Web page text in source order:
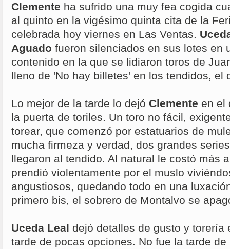
Clemente ha sufrido una muy fea cogida
al quinto en la vigésimo quinta cita de la
celebrada hoy viernes en Las Ventas.
Aguado fueron silenciados en sus lotes en
contenido en la que se lidiaron toros de
lleno de 'No hay billetes' en los tendidos,
Lo mejor de la tarde lo dejó Clemente en el
la puerta de toriles. Un toro no fácil,
torear, que comenzó por estatuarios de
mucha firmeza y verdad, dos grandes
llegaron al tendido. Al natural le costó más
prendió violentamente por el muslo
angustiosos, quedando todo en una
primero bis, el sobrero de Montalvo se
Uceda Leal dejó detalles de gusto y torería
tarde de pocas opciones. No fue la tarde de